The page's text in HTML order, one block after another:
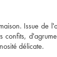
Issue de
délicate.